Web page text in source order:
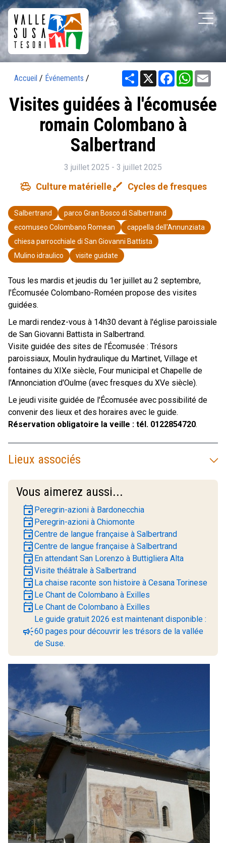
Accueil / Événements / Share X Facebook
Visites guidées à l'écomusée
romain Colombano à
Salbertrand
3 juillet 2025 - 3 juillet 2025
toys Culture matériellebrush Cycles de fresques
Salbertrand
parco Gran Bosco di Salbertrand
ecomuseo Colombano Romean
cappella dell'Annunziata
chiesa parrocchiale di San Giovanni Battista
Mulino idraulico
visite guidate
Tous les mardis et jeudis du 1er juillet au 2 septembre,
l'Écomusée Colombano-Roméen propose des visites
guidées.
Le mardi rendez-vous à 14h30 devant à l'église paroissiale
de San Giovanni Battista in Salbertrand.
Visite guidée des sites de l'Écomusée : Trésors
paroissiaux, Moulin hydraulique du Martinet, Village et
fontaines du XIXe siècle, Four municipal et Chapelle de
l'Annonciation d'Oulme (avec fresques du XVe siècle).
Le jeudi visite guidée de l'Écomusée avec possibilité de
convenir des lieux et des horaires avec le guide.
Réservation obligatoire la veille : tél. 0122854720.
Lieux associés
Vous aimerez aussi...
event Peregrin-azioni à Bardonecchia
event Peregrin-azioni à Chiomonte
eventCentre de langue française à Salbertrand
eventCentre de langue française à Salbertrand
event En attendant San Lorenzo à Buttigliera Alta
eventVisite théâtrale à Salbertrand
event La chaise raconte son histoire à Cesana Torinese
event Le Chant de Colombano à Exilles
event Le Chant de Colombano à Exilles
campaign
Le guide gratuit 2026 est maintenant disponible :
60 pages pour découvrir les trésors de la vallée
de Suse.